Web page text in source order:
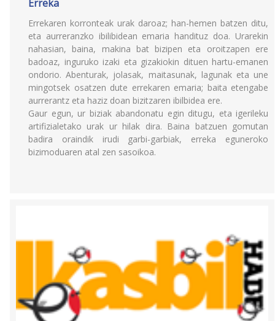
Erreka
Errekaren korronteak urak daroaz; han-hemen batzen ditu,
eta aurreranzko ibilibidean emaria handituz doa. Urarekin
nahasian, baina, makina bat bizipen eta oroitzapen ere
badoaz, inguruko izaki eta gizakiokin dituen hartu-emanen
ondorio. Abenturak, jolasak, maitasunak, lagunak eta une
mingotsek osatzen dute errekaren emaria; baita etengabe
aurrerantz eta haziz doan bizitzaren ibilbidea ere.
Gaur egun, ur biziak abandonatu egin ditugu, eta igerileku
artifizialetako urak ur hilak dira. Baina batzuen gomutan
badira oraindik irudi garbi-garbiak, erreka eguneroko
bizimoduaren atal zen sasoikoa.